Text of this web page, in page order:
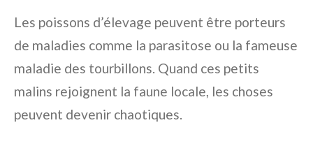
Les poissons d’élevage peuvent être porteurs
de maladies comme la parasitose ou la fameuse
maladie des tourbillons. Quand ces petits
malins rejoignent la faune locale, les choses
peuvent devenir chaotiques.